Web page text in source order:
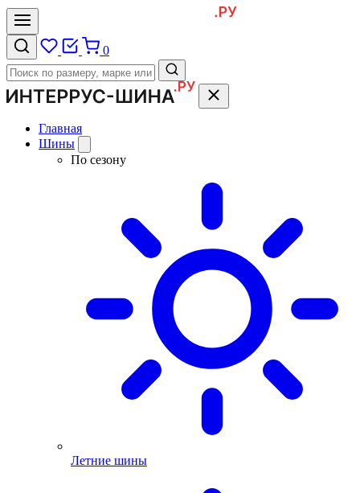
0
Главная
Шины
По сезону
Летние шины